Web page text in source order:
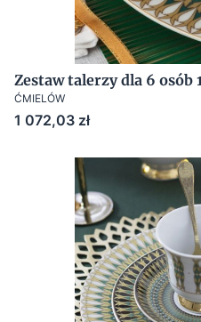
Zestaw talerzy dla 6 osób
ĆMIELÓW
Cena
1 072,03 zł